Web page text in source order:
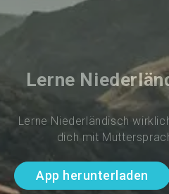
Lerne
Lerne Niederländisch
dich mit
App herunterladen